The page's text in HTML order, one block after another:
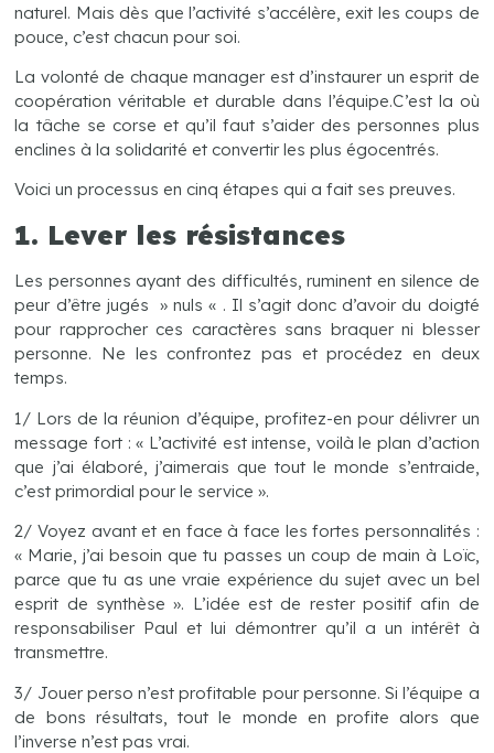
naturel. Mais dès que l’activité s’accélère, exit les coups de
pouce, c’est chacun pour soi.
La volonté de chaque manager est d’instaurer un esprit de
coopération véritable et durable dans l’équipe.C’est la où
la tâche se corse et qu’il faut s’aider des personnes plus
enclines à la solidarité et convertir les plus égocentrés.
Voici un processus en cinq étapes qui a fait ses preuves.
1. Lever les résistances
Les personnes ayant des difficultés, ruminent en silence de
peur d’être jugés » nuls « . Il s’agit donc d’avoir du doigté
pour rapprocher ces caractères sans braquer ni blesser
personne. Ne les confrontez pas et procédez en deux
temps.
1/ Lors de la réunion d’équipe, profitez-en pour délivrer un
message fort : « L’activité est intense, voilà le plan d’action
que j’ai élaboré, j’aimerais que tout le monde s’entraide,
c’est primordial pour le service ».
2/ Voyez avant et en face à face les fortes personnalités :
« Marie, j’ai besoin que tu passes un coup de main à Loïc,
parce que tu as une vraie expérience du sujet avec un bel
esprit de synthèse ». L’idée est de rester positif afin de
responsabiliser Paul et lui démontrer qu’il a un intérêt à
transmettre.
3/ Jouer perso n’est profitable pour personne. Si l’équipe a
de bons résultats, tout le monde en profite alors que
l’inverse n’est pas vrai.